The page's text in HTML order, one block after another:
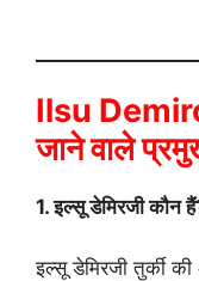
Ilsu
जाने वाले
1. इल्सू डेमिरजी कौन
इल्सू डेमिरजी तुर्की